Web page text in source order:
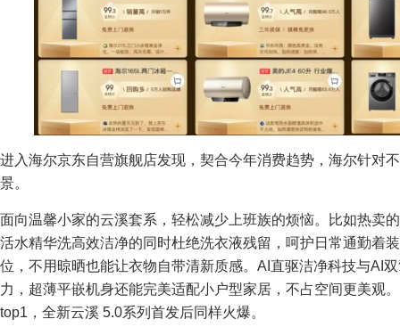
进入海尔京东自营旗舰店发现，契合今年消费趋势，海尔针对
景。
面向温馨小家的云溪套系，轻松减少上班族的烦恼。比如热卖
活水精华洗高效洁净的同时杜绝洗衣液残留，呵护日常通勤着
位，不用晾晒也能让衣物自带清新质感。AI直驱洁净科技与AI
力，超薄平嵌机身还能完美适配小户型家居，不占空间更美观
top1，全新云溪 5.0系列首发后同样火爆。